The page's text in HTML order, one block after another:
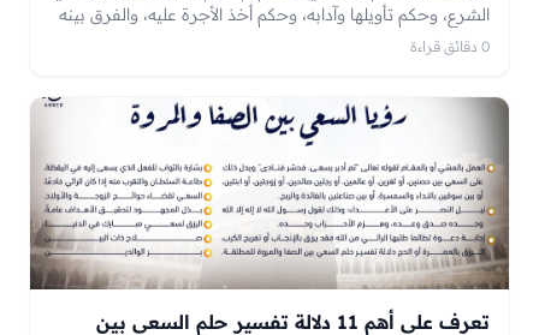
الشرع، وحكم تأويلها وآدابه، وحكم أخذ الأجرة عليه، والفرق بينه
وبين الكهانة وادّعاء الغيب.
0 دقائق قراءة
تعرف على أهم 11 دلالة تفسير حلم السعي بين